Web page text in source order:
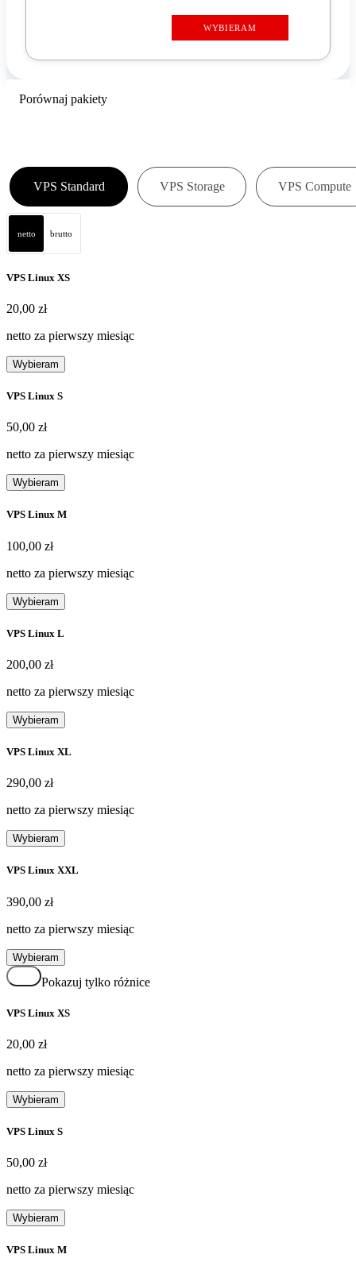
WYBIERAM
Porównaj pakiety
VPS Standard VPS Storage VPS Compute
netto brutto
VPS Linux XS
20,00 zł
20,00 zł
netto za pierwszy miesiąc
Wybieram
VPS Linux S
50,00 zł
50,00 zł
netto za pierwszy miesiąc
Wybieram
VPS Linux M
100,00 zł
100,00 zł
netto za pierwszy miesiąc
Wybieram
VPS Linux L
200,00 zł
200,00 zł
netto za pierwszy miesiąc
Wybieram
VPS Linux XL
290,00 zł
290,00 zł
netto za pierwszy miesiąc
Wybieram
VPS Linux XXL
390,00 zł
390,00 zł
netto za pierwszy miesiąc
Wybieram
Pokazuj tylko różnice
VPS Linux XS
20,00 zł
20,00 zł
netto za pierwszy miesiąc
Wybieram
VPS Linux S
50,00 zł
50,00 zł
netto za pierwszy miesiąc
Wybieram
VPS Linux M